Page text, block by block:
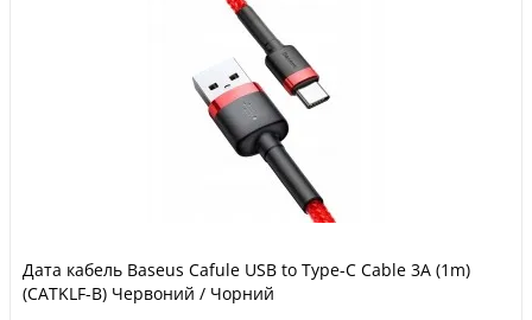
Дата кабель Baseus Cafule USB to Type-C Cable 3A (1m)
(CATKLF-B) Червоний / Чорний